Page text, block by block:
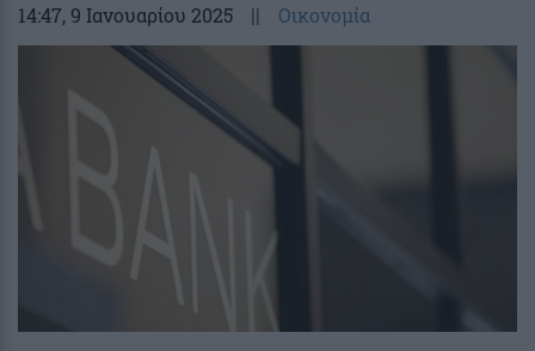
14:47, 9 Ιανουαρίου 2025 || Οικονομία